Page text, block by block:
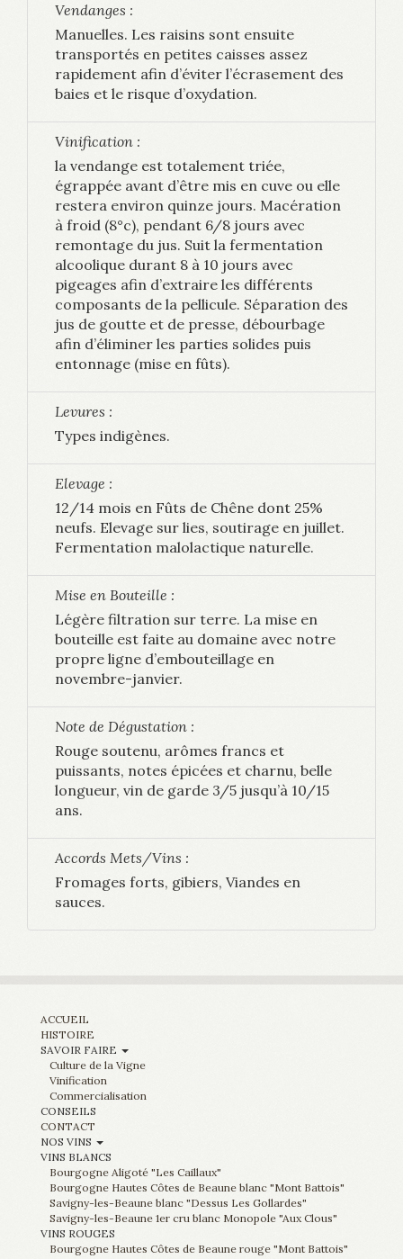
Vendanges :
Manuelles. Les raisins sont ensuite
transportés en petites caisses assez
rapidement afin d’éviter l’écrasement des
baies et le risque d’oxydation.
Vinification :
la vendange est totalement triée,
égrappée avant d’être mis en cuve ou elle
restera environ quinze jours. Macération
à froid (8°c), pendant 6/8 jours avec
remontage du jus. Suit la fermentation
alcoolique durant 8 à 10 jours avec
pigeages afin d’extraire les différents
composants de la pellicule. Séparation des
jus de goutte et de presse, débourbage
afin d’éliminer les parties solides puis
entonnage (mise en fûts).
Levures :
Types indigènes.
Elevage :
12/14 mois en Fûts de Chêne dont 25%
neufs. Elevage sur lies, soutirage en juillet.
Fermentation malolactique naturelle.
Mise en Bouteille :
Légère filtration sur terre. La mise en
bouteille est faite au domaine avec notre
propre ligne d’embouteillage en
novembre-janvier.
Note de Dégustation :
Rouge soutenu, arômes francs et
puissants, notes épicées et charnu, belle
longueur, vin de garde 3/5 jusqu’à 10/15
ans.
Accords Mets/Vins :
Fromages forts, gibiers, Viandes en
sauces.
ACCUEIL
HISTOIRE
SAVOIR FAIRE
Culture de la Vigne
Vinification
Commercialisation
CONSEILS
CONTACT
NOS VINS
VINS BLANCS
Bourgogne Aligoté "Les Caillaux"
Bourgogne Hautes Côtes de Beaune blanc "Mont Battois"
Savigny-les-Beaune blanc "Dessus Les Gollardes"
Savigny-les-Beaune 1er cru blanc Monopole "Aux Clous"
VINS ROUGES
Bourgogne Hautes Côtes de Beaune rouge "Mont Battois"